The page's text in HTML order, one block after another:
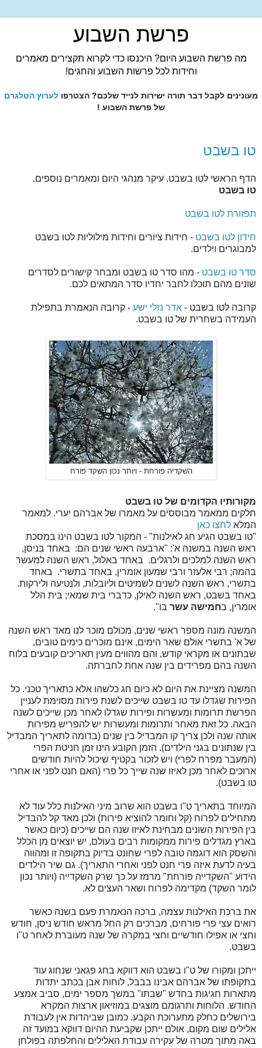
פרשת השבוע
מה פרשת השבוע היום? היכנסו כדי לקרוא תקצירים מאמרים
וחידות לכל פרשות השבוע והחגים!
מעונינים לקבל דבר תורה ישירות לנייד שלכם? הצטרפו לערוץ הטלגרם
של פרשת השבוע !
טו בשבט
הדף הראשי לטו בשבט. עיקר מנהגי היום ומאמרים נוספים.
טו בשבט
תפזורת לטו בשבט
חידון לטו בשבט - חידות ציורים וחידות מילוליות לטו בשבט
למבוגרים וילדים.
סדר טו בשבט - מהו סדר טו בשבט ומבחר קישורים לסדרים
שונים מהם תוכלו לחבר יחדיו סדר המתאים לכם.
קרובה לטו בשבט - אדר נזלי ישע - קרובה הנאמרת בתפילת
העמידה בשחרית של טו בשבט.
השקדיה פורחת - ויותר נכון השקד פורח
מקורותיו הקדומים של טו בשבט
חלקים ממאמר מבוססים על מאמרו של אברהם יערי. למאמר
המלא לחצו כאן
"טו בשבט הגיע חג לאילנות" - המקור לטו בשבט הינו במסכת
ראש השנה במשנה א': "ארבעה ראשי שנים הם: באחד בניסן,
ראש השנה למלכים ולרגלים. באחד באלול, ראש השנה למעשר
בהמה; רבי אלעזר ורבי שמעון אומרין, באחד בתשרי. באחד
בתשרי, ראש השנה לשנים לשמיטים וליובלות, ולנטיעה ולירקות.
באחד בשבט, ראש השנה לאילן, כדברי בית שמאי; בית הלל
אומרין, בחמישה עשר בו".
המשנה מונה מספר ראשי שנים, מכולם מוכר לנו מאד ראש השנה
של א' בתשרי אולם שאר הימים, אינם מוכרים כימים טובים,
שבתונים או מקראי קודש, והם מהווים מעין תאריכים קובעים בלוח
השנה בהם מפרידים בין שנה אחת לחברתה.
המשנה מציינת את היום לא כיום חג כלשהו אלא כתאריך טכני. כל
הפירות שגדלו עד טו בשבט שייכים לשנת פירות מסוימת לעניין
הפרשת תרומות ומעשרות ופירות שגדלו לאחר מכן שייכים לשנה
הבאה. כל זאת מאחר ותרומות ומעשרות יש להפריש מפירות
אותה שנה ולכן צריך קו המבדיל בין שנים (בדומה לתאריך המבדיל
בין שנתונים בגני הילדים). הזמן הקובע הינו זמן חניטת הפרי
(המעבר מפרח לפרי) ויש לזכור בקטיף שיכול להיות חודשים
ארוכים לאחר מכן לאיזו שנה שייך כל פרי (האם חנט לפני או אחרי
טו בשבט).
המיוחד בתאריך ט"ו בשבט הוא שרוב מיני האילנות כלל עוד לא
מתחילים לפרוח (קל וחומר להוציא פירות) ולכן מאד קל להבדיל
בין הפירות השונים מבחינת לאיזו שנה הם שייכים (כיום כאשר
בארץ מגדלים פירות ממקומות רבים בעולם, יש יוצאים מן הכלל
והשסק הוא דוגמה טובה לפרי שחונט בדיוק בתקופה זו ומהווה
בעיה לדעת איזה פרי חנט לפני ואחרי התאריך). גם שיר הילדים
הידוע "השקדייה פורחת" מרמז על כך שרק השקדייה (ויותר נכון
לומר השקד) מקדימה לפרוח ושאר העצים לא.
את ברכת האילנות עצמה, ברכה הנאמרת פעם בשנה כאשר
רואים עצי פרי פורחים, מברכים רק החל מראש חודש ניסן, חודש
וחצי או אפילו חודשיים וחצי במקרה של שנה מעוברת לאחר ט"ו
בשבט.
ייתכן ומקורו של ט"ו בשבט הוא דווקא בחג פגאני שנחוג עוד
בתקופתו של אברהם אבינו בבבל, לוחות אבן בכתב יתדות
מתארות חגיגות בחדש "שבתו" במשך מספר ימים, סביב אמצע
החודש. הלוחות ותרגומם מוצגים במוזיאון ארצות המקרא
בירושלים כחלק מתערוכת הקבע. כמובן שביהדות אין לעבודת
אלילים שום מקום, אולם ייתכן שקביעת ההיום דווקא במועד זה
באה מתוך מטרה של עקירה עבודת האלילים והחלפתה בפולחן